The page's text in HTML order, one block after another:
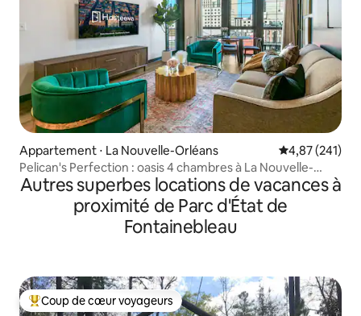
Appartement ⋅ La Nouvelle-Orléans Évaluation
4,87 (241)
Pelican's Perfection : oasis 4 chambres à La Nouvelle-
Orléans
Autres superbes locations de vacances à
proximité de Parc d'État de
Fontainebleau
Coups de cœur voyageurs les plus appréciés
Coup de cœur voyageurs